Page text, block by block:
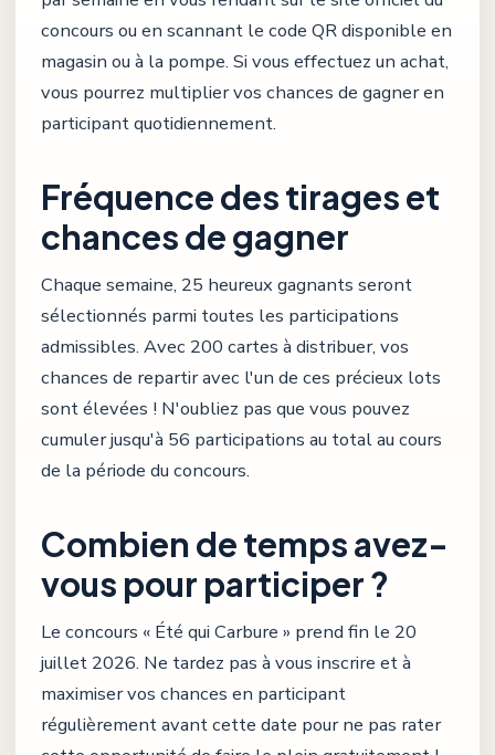
concours ou en scannant le code QR disponible en
magasin ou à la pompe. Si vous effectuez un achat,
vous pourrez multiplier vos chances de gagner en
participant quotidiennement.
Fréquence des tirages et
chances de gagner
Chaque semaine, 25 heureux gagnants seront
sélectionnés parmi toutes les participations
admissibles. Avec 200 cartes à distribuer, vos
chances de repartir avec l'un de ces précieux lots
sont élevées ! N'oubliez pas que vous pouvez
cumuler jusqu'à 56 participations au total au cours
de la période du concours.
Combien de temps avez-
vous pour participer ?
Le concours « Été qui Carbure » prend fin le 20
juillet 2026. Ne tardez pas à vous inscrire et à
maximiser vos chances en participant
régulièrement avant cette date pour ne pas rater